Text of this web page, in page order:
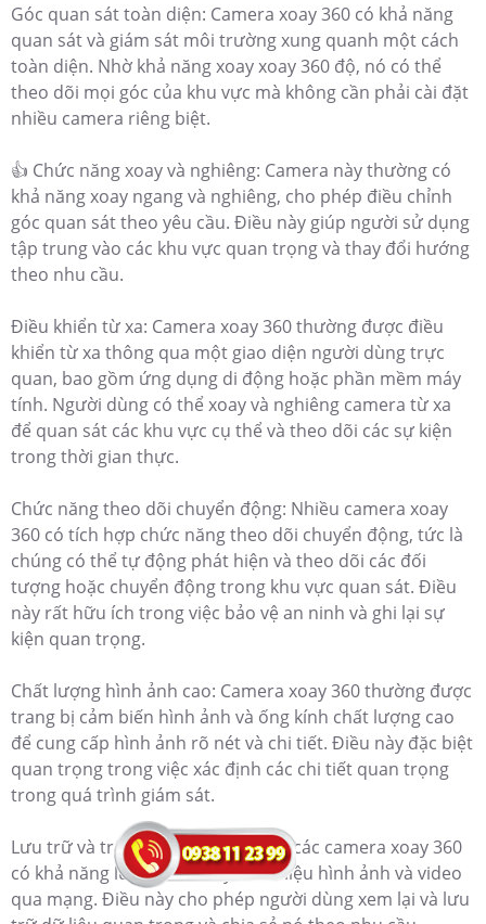
Góc quan sát toàn diện: Camera xoay 360 có khả năng
quan sát và giám sát môi trường xung quanh một cách
toàn diện. Nhờ khả năng xoay xoay 360 độ, nó có thể
theo dõi mọi góc của khu vực mà không cần phải cài đặt
nhiều camera riêng biệt.
👍 Chức năng xoay và nghiêng: Camera này thường có
khả năng xoay ngang và nghiêng, cho phép điều chỉnh
góc quan sát theo yêu cầu. Điều này giúp người sử dụng
tập trung vào các khu vực quan trọng và thay đổi hướng
theo nhu cầu.
Điều khiển từ xa: Camera xoay 360 thường được điều
khiển từ xa thông qua một giao diện người dùng trực
quan, bao gồm ứng dụng di động hoặc phần mềm máy
tính. Người dùng có thể xoay và nghiêng camera từ xa
để quan sát các khu vực cụ thể và theo dõi các sự kiện
trong thời gian thực.
Chức năng theo dõi chuyển động: Nhiều camera xoay
360 có tích hợp chức năng theo dõi chuyển động, tức là
chúng có thể tự động phát hiện và theo dõi các đối
tượng hoặc chuyển động trong khu vực quan sát. Điều
này rất hữu ích trong việc bảo vệ an ninh và ghi lại sự
kiện quan trọng.
Chất lượng hình ảnh cao: Camera xoay 360 thường được
trang bị cảm biến hình ảnh và ống kính chất lượng cao
để cung cấp hình ảnh rõ nét và chi tiết. Điều này đặc biệt
quan trọng trong việc xác định các chi tiết quan trọng
trong quá trình giám sát.
Lưu trữ và truyền dữ liệu: Hầu hết các camera xoay 360
có khả năng lưu trữ và truyền dữ liệu hình ảnh và video
qua mạng. Điều này cho phép người dùng xem lại và lưu